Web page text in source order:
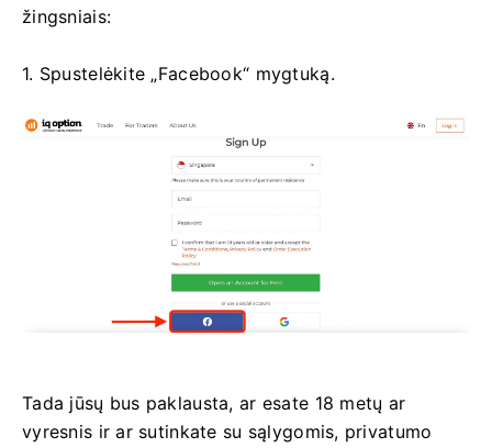
žingsniais:
1. Spustelėkite „Facebook“ mygtuką.
Tada jūsų bus paklausta, ar esate 18 metų ar
vyresnis ir ar sutinkate su sąlygomis, privatumo